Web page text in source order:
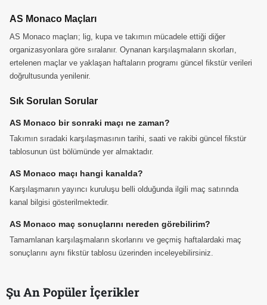
AS Monaco Maçları
AS Monaco maçları; lig, kupa ve takımın mücadele ettiği diğer
organizasyonlara göre sıralanır. Oynanan karşılaşmaların skorları,
ertelenen maçlar ve yaklaşan haftaların programı güncel fikstür verileri
doğrultusunda yenilenir.
Sık Sorulan Sorular
AS Monaco bir sonraki maçı ne zaman?
Takımın sıradaki karşılaşmasının tarihi, saati ve rakibi güncel fikstür
tablosunun üst bölümünde yer almaktadır.
AS Monaco maçı hangi kanalda?
Karşılaşmanın yayıncı kuruluşu belli olduğunda ilgili maç satırında
kanal bilgisi gösterilmektedir.
AS Monaco maç sonuçlarını nereden görebilirim?
Tamamlanan karşılaşmaların skorlarını ve geçmiş haftalardaki maç
sonuçlarını aynı fikstür tablosu üzerinden inceleyebilirsiniz.
Şu An Popüler İçerikler